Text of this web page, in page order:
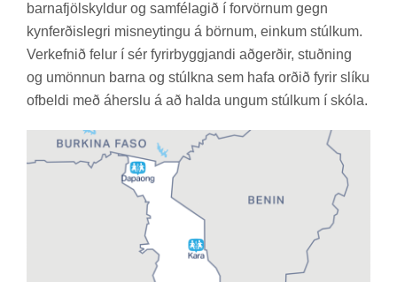
barna­fjöl­skyld­ur og sam­fé­lag­ið í for­vörn­um gegn
kyn­ferð­is­legri misneyt­ingu á börn­um, einkum stúlk­um.
Verk­efn­ið fel­ur í sér fyr­ir­byggj­andi að­gerð­ir, stuðn­ing
og umönn­un barna og stúlkna sem hafa orð­ið fyr­ir slíku
of­beldi með áherslu á að halda ung­um stúlk­um í skóla.